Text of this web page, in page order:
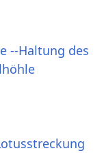
--Haltung des